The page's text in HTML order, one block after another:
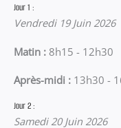
Jour 1 :
Vendredi 19 Juin 2026
Matin : 8h15 - 12h30
Après-midi : 13h30 -
Jour 2 :
Samedi 20 Juin 2026